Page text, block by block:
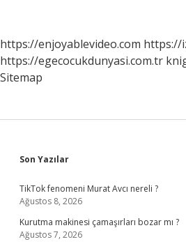
https://enjoyablevideo.com https://
https://egecocukdunyasi.com.tr
Sitemap
Sidebar
Son Yazılar
TikTok fenomeni Murat Avcı nereli ?
Ağustos 8, 2026
Kurutma makinesi çamaşırları bozar mı ?
Ağustos 7, 2026